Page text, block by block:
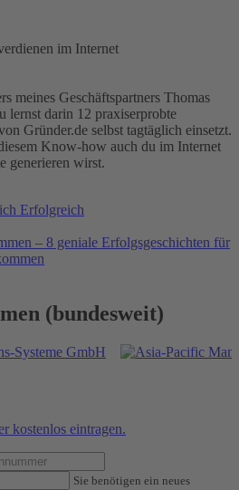
meines Geschäftspartners Thomas
lernst darin 12 praxiserprobte
Gründer.de selbst tagtäglich einsetzt.
Know-how auch du im Internet
generieren wirst.
(bundesweit)
kostenlos eintragen.
Sie benötigen ein neues